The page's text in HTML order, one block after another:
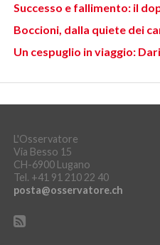
Successo e fallimento: il
Boccioni, dalla quiete dei
Un cespuglio in viaggio:
L'Osservatore
Via Besso 15
CH-6900 Lugano
Tel. +41 91 210 22 40
posta@osservatore.ch